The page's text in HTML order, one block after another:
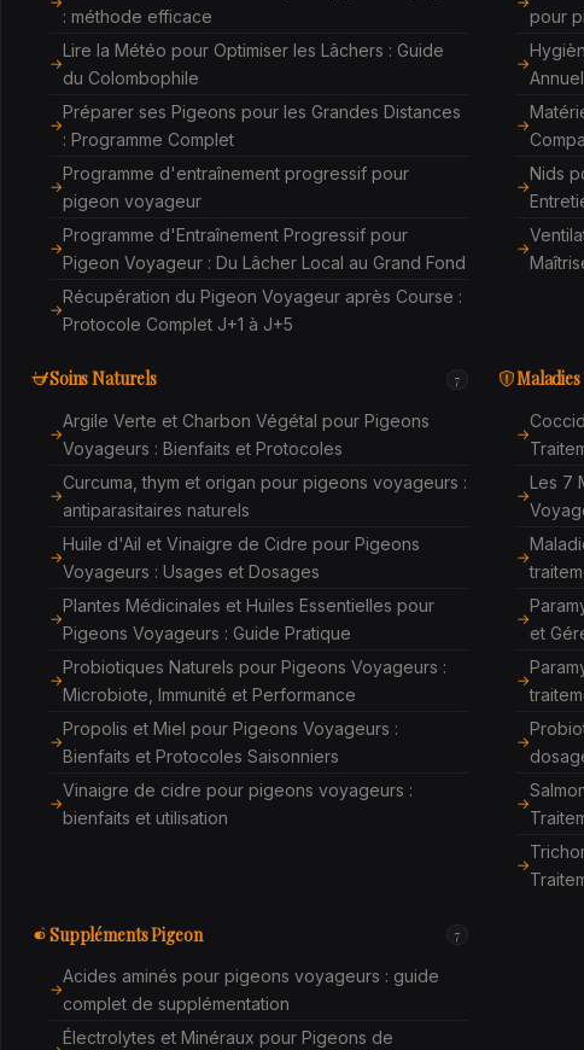
: méthode efficace
Lire la Météo pour Optimiser les Lâchers : Guide
du Colombophile
Préparer ses Pigeons pour les Grandes Distances
: Programme Complet
Programme d'entraînement progressif pour
pigeon voyageur
Programme d'Entraînement Progressif pour
Pigeon Voyageur : Du Lâcher Local au Grand Fond
Récupération du Pigeon Voyageur après Course :
Protocole Complet J+1 à J+5
pour
Nids
Soins Naturels 7
Argile Verte et Charbon Végétal pour Pigeons
Voyageurs : Bienfaits et Protocoles
Curcuma, thym et origan pour pigeons voyageurs :
antiparasitaires naturels
Huile d'Ail et Vinaigre de Cidre pour Pigeons
Voyageurs : Usages et Dosages
Plantes Médicinales et Huiles Essentielles pour
Pigeons Voyageurs : Guide Pratique
Probiotiques Naturels pour Pigeons Voyageurs :
Microbiote, Immunité et Performance
Propolis et Miel pour Pigeons Voyageurs :
Bienfaits et Protocoles Saisonniers
Vinaigre de cidre pour pigeons voyageurs :
bienfaits et utilisation
Les 7
et
Suppléments Pigeon 7
Acides aminés pour pigeons voyageurs : guide
complet de supplémentation
Électrolytes et Minéraux pour Pigeons de